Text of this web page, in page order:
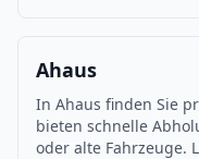
Ahaus
In Ahaus finden Sie
bieten schnelle
oder alte Fahrzeuge.